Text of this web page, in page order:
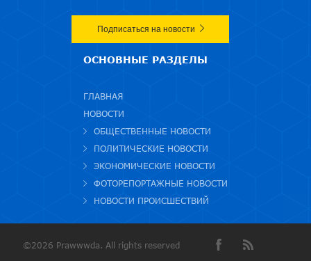
Подписаться на новости
ОСНОВНЫЕ РАЗДЕЛЫ
ГЛАВНАЯ
НОВОСТИ
ОБЩЕСТВЕННЫЕ НОВОСТИ
ПОЛИТИЧЕСКИЕ НОВОСТИ
ЭКОНОМИЧЕСКИЕ НОВОСТИ
ФОТОРЕПОРТАЖНЫЕ НОВОСТИ
НОВОСТИ ПРОИСШЕСТВИЙ
©2026 Prawwwda. All rights reserved